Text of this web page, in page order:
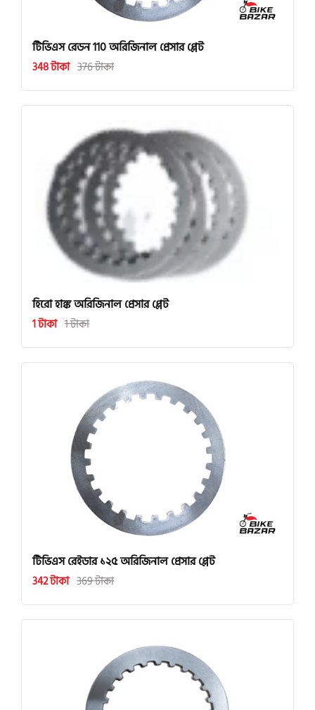
টিভিএস রেডন 110 অরিজিনাল প্রেসার প্লেট
348 টাকা 376 টাকা
হিরো হাঙ্ক অরিজিনাল প্রেসার প্লেট
1 টাকা 1 টাকা
টিভিএস রেইডার ১২৫ অরিজিনাল প্রেসার প্লেট
342 টাকা 369 টাকা